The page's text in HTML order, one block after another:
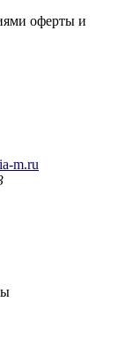
оферты и
m.ru